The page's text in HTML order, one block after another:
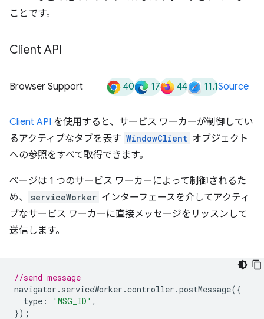
ことです。
Client API
Browser Support 40 17 44 11.1Source
Client API を使用すると、サービス ワーカーが制御してい
るアクティブなタブを表す WindowClient オブジェクト
への参照をすべて取得できます。
ページは 1 つのサービス ワーカーによって制御されるた
め、
serviceWorker インターフェースを介してアクティ
ブなサービス ワーカーに直接メッセージをリッスンして
送信します。
//send message
navigator . serviceWorker .controller .postMessage({
type : 'MSG_ID' ,
});